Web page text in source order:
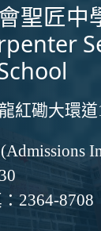
聖匠中
紅磡大環道
2364-8708